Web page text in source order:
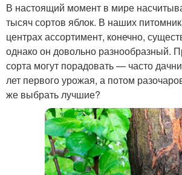
В настоящий момент в мире
тысяч сортов яблок. В наших
центрах ассортимент, конечно,
однако он довольно разнообразный.
сорта могут порадовать — часто
лет первого урожая, а потом
же выбрать лучшие?